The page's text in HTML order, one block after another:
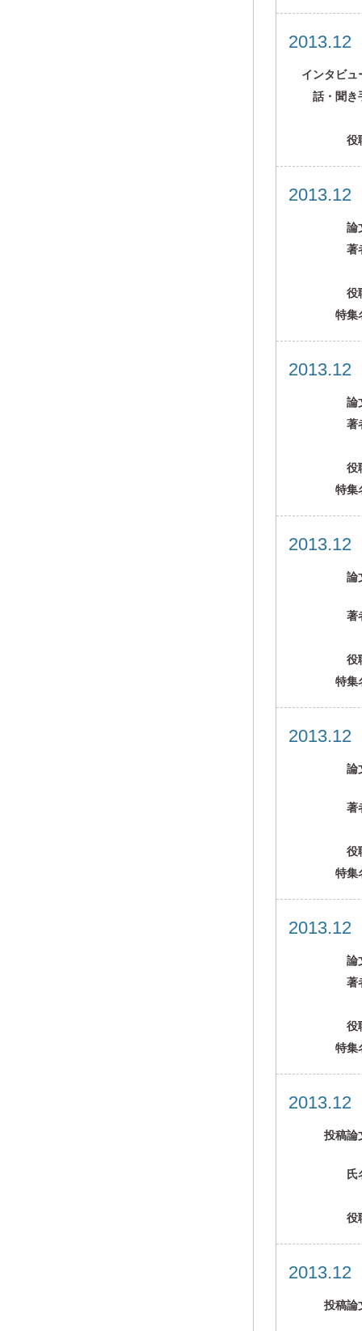
インタビュ
話・聞き
役
論
著
役
特集
論
著
役
特集
論
著
役
特集
論
著
役
特集
論
著
役
特集
投稿論
氏
役
投稿論